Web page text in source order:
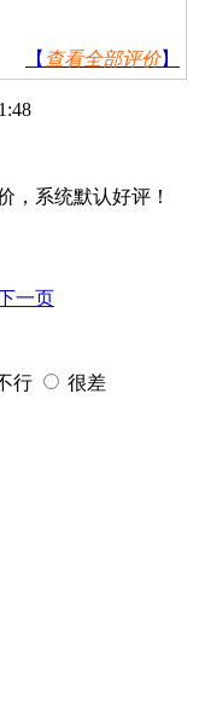
【 查看全部评价】
，系统默认好评！
下一页
行 很差